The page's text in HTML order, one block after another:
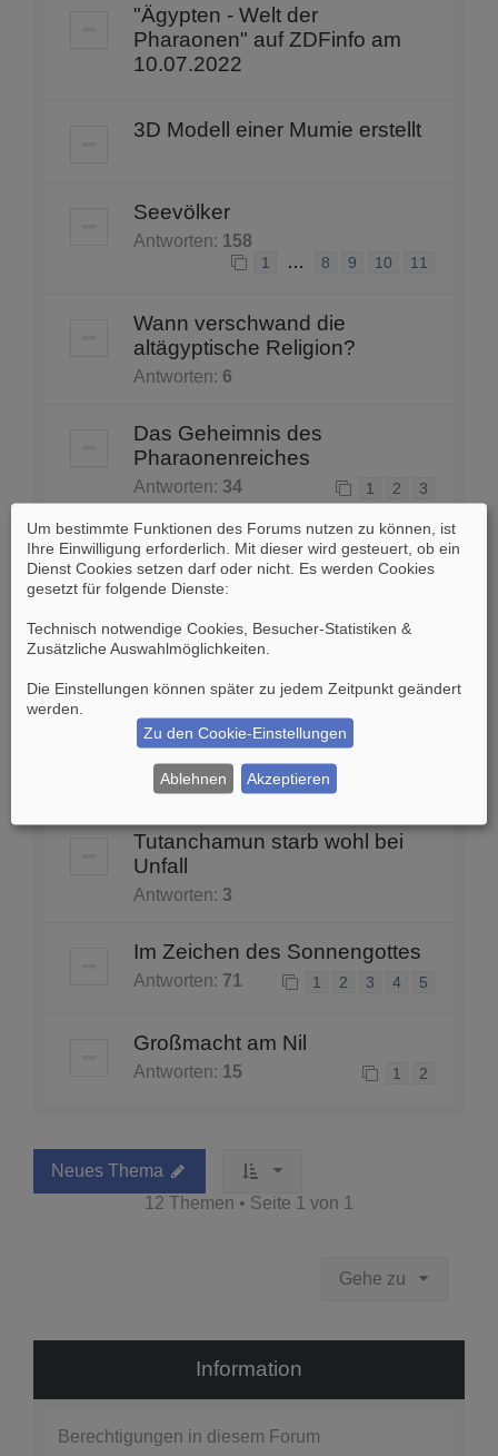
"Ägypten - Welt der
Pharaonen" auf ZDFinfo am
10.07.2022
3D Modell einer Mumie erstellt
Seevölker
Antworten: 158
1 … 8 9 10 11
Wann verschwand die
altägyptische Religion?
Antworten: 6
Das Geheimnis des
Pharaonenreiches
Antworten: 34 1 2 3
Die schwarze Macht am Nil
Antworten:6
Im Schattenreich der
Pharaonen
Antworten:19 1 2
Die Bernsteinstraße
Antworten:40
Tutanchamun starb wohl bei
Unfall
Antworten: 3
Im Zeichen des Sonnengottes
Antworten: 71 1 2 3 4 5
Großmacht am Nil
Antworten: 15 1 2
Neues Thema
12 Themen • Seite 1 von 1
Gehe zu
Information
Berechtigungen in diesem Forum
Um bestimmte Funktionen des Forums nutzen zu können, ist
Ihre Einwilligung erforderlich. Mit dieser wird gesteuert, ob ein
Dienst Cookies setzen darf oder nicht. Es werden Cookies
gesetzt für folgende Dienste:
Technisch notwendige Cookies, Besucher-Statistiken &
Zusätzliche Auswahlmöglichkeiten
Die Einstellungen können später zu jedem Zeitpunkt geändert
werden.
Zu den Cookie-Einstellungen
Ablehnen Akzeptieren